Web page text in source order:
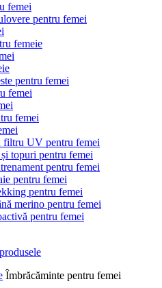
femei
pentru femei
femeie
pentru femei
femei
femei
filtru UV pentru femei
topuri pentru femei
pentru femei
pentru femei
pentru femei
merino pentru femei
pentru femei
Îmbrăcăminte pentru femei